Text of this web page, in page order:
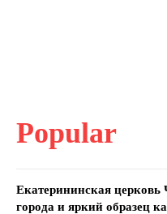
Popular
Екатерининская церковь
города и яркий образец